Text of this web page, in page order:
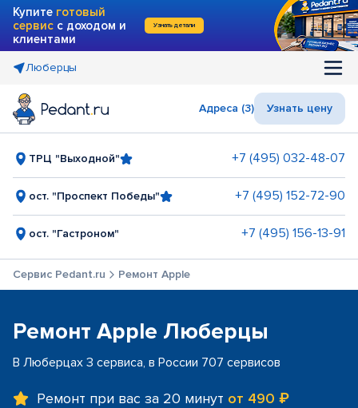
Купите готовый
сервис с доходом и
клиентами
Узнать детали
Люберцы
Адреса (3) Узнать цену
ТРЦ "Выходной" +7 (495) 032-48-07
ост. "Проспект Победы" +7 (495) 152-72-90
ост. "Гастроном" +7 (495) 156-13-91
Сервис Pedant.ru Ремонт Apple
Ремонт Apple Люберцы
В Люберцах 3 сервиса, в России 707 сервисов
Ремонт при вас за 20 минут от 490 ₽